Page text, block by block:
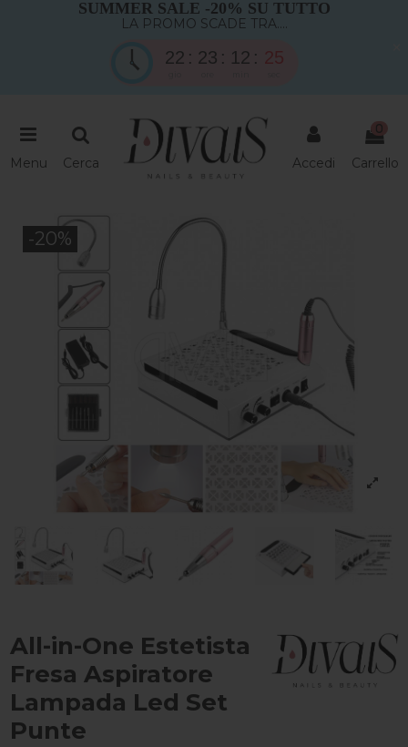
SUMMER SALE -20% SU TUTTO
LA PROMO SCADE TRA....
22 23 12 24
Menu Cerca Accedi
0
Carrello
-20%
All-in-One Estetista
Fresa Aspiratore
Lampada Led Set
Punte